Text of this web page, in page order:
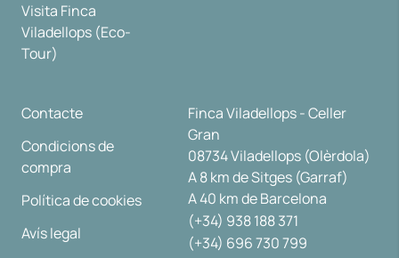
Visita Finca
Viladellops (Eco-
Tour)
Contacte
Condicions de
compra
Política de cookies
Avís legal
Finca Viladellops - Celler
Gran
08734 Viladellops (Olèrdola)
A 8 km de Sitges (Garraf)
A 40 km de Barcelona
(+34) 938 188 371
(+34) 696 730 799